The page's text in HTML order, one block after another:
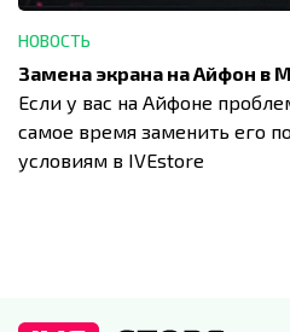
НОВОСТЬ
Замена экрана на Айфон в
Если у вас на Айфоне
самое время заменить его
условиям в IVEstore